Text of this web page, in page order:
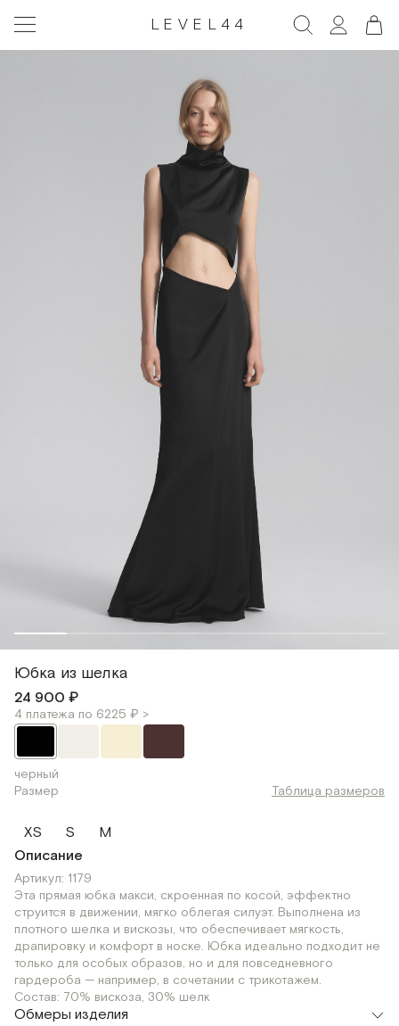
LEVEL44
Юбка из шелка
24 900 ₽
4 платежа по 6225 ₽ >
черный
Размер
Таблица размеров
XS S
M
Описание
Артикул: 1179
Эта прямая юбка макси, скроенная по косой, эффектно
струится в движении, мягко облегая силуэт. Выполнена из
плотного шелка и вискозы, что обеспечивает мягкость,
драпировку и комфорт в носке. Юбка идеально подходит не
только для особых образов, но и для повседневного
гардероба — например, в сочетании с трикотажем.
Состав: 70% вискоза, 30% шелк
Обмеры изделия